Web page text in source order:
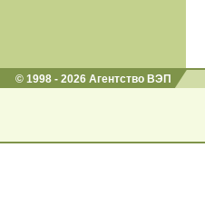
© 1998 - 2026 Агентство ВЭП